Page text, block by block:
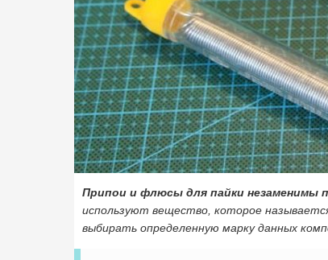
Припои и флюсы для пайки незаменимы
используют вещество, которое
выбирать определенную марку данных